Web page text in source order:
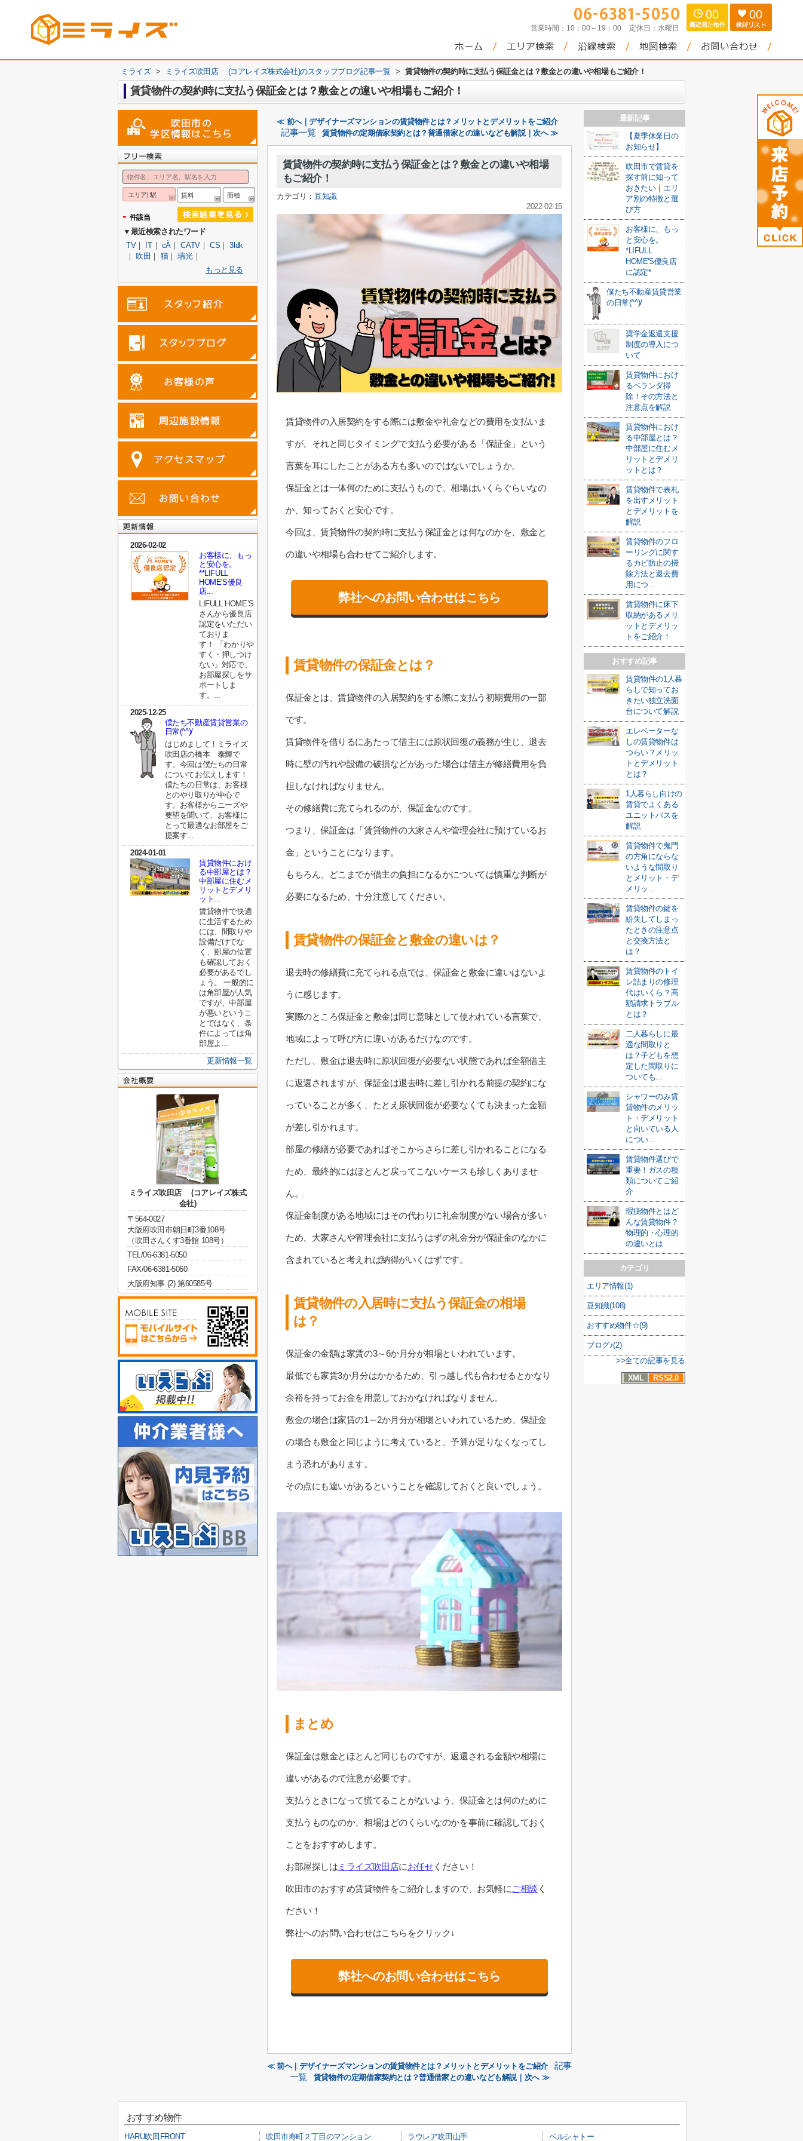
営業時間： 10：00～19：00 定休日： 水曜日
00 00
ミライズ > ミライズ吹田店 (コアレイズ株式会社)のスタッフブログ記事一覧 > 賃貸物件の契約時に支払う保証金とは？敷金との違いや相場もご紹介！
賃貸物件の契約時に支払う保証金とは？敷金との違いや相場もご紹介！
≪ 前へ｜デザイナーズマンションの賃貸物件とは？メリットとデメリットをご紹介
記事一覧 賃貸物件の定期借家契約とは？普通借家との違いなども解説｜次へ ≫
賃貸物件の契約時に支払う保証金とは？敷金との違いや相場
もご紹介！
カテゴリ：豆知識
2022-02-15
賃貸物件の入居契約をする際には敷金や礼金などの費用を支払いま
すが、それと同じタイミングで支払う必要がある「保証金」という
言葉を耳にしたことがある方も多いのではないでしょうか。
保証金とは一体何のために支払うもので、相場はいくらぐらいなの
か、知っておくと安心です。
今回は、賃貸物件の契約時に支払う保証金とは何なのかを、敷金と
の違いや相場も合わせてご紹介します。
弊社へのお問い合わせはこちら
賃貸物件の保証金とは？
保証金とは、賃貸物件の入居契約をする際に支払う初期費用の一部
です。
賃貸物件を借りるにあたって借主には原状回復の義務が生じ、退去
時に壁の汚れや設備の破損などがあった場合は借主が修繕費用を負
担しなければなりません。
その修繕費に充てられるのが、保証金なのです。
つまり、保証金は「賃貸物件の大家さんや管理会社に預けているお
金」ということになります。
もちろん、どこまでが借主の負担になるかについては慎重な判断が
必要になるため、十分注意してください。
賃貸物件の保証金と敷金の違いは？
退去時の修繕費に充てられる点では、保証金と敷金に違いはないよ
うに感じます。
実際のところ保証金と敷金は同じ意味として使われている言葉で、
地域によって呼び方に違いがあるだけなのです。
ただし、敷金は退去時に原状回復が必要ない状態であれば全額借主
に返還されますが、保証金は退去時に差し引かれる前提の契約にな
っていることが多く、たとえ原状回復が必要なくても決まった金額
が差し引かれます。
部屋の修繕が必要であればそこからさらに差し引かれることになる
ため、最終的にはほとんど戻ってこないケースも珍しくありませ
ん。
保証金制度がある地域にはその代わりに礼金制度がない場合が多い
ため、大家さんや管理会社に支払うはずの礼金分が保証金のなかに
含まれていると考えれば納得がいくはずです。
賃貸物件の入居時に支払う保証金の相場
は？
保証金の金額は家賃の3～6か月分が相場といわれています。
最低でも家賃3か月分はかかるため、引っ越し代も合わせるとかなり
余裕を持ってお金を用意しておかなければなりません。
敷金の場合は家賃の1～2か月分が相場といわれているため、保証金
の場合も敷金と同じように考えていると、予算が足りなくなってし
まう恐れがあります。
その点にも違いがあるということを確認しておくと良いでしょう。
まとめ
保証金は敷金とほとんど同じものですが、返還される金額や相場に
違いがあるので注意が必要です。
支払うときになって慌てることがないよう、保証金とは何のために
支払うものなのか、相場はどのくらいなのかを事前に確認しておく
ことをおすすめします。
お部屋探しはミライズ吹田店にお任せください！
吹田市のおすすめ賃貸物件をご紹介しますので、お気軽にご相談 く
ださい！
弊社へのお問い合わせはこちらをクリック↓
弊社へのお問い合わせはこちら
≪ 前へ｜デザイナーズマンションの賃貸物件とは？メリットとデメリットをご紹介
記事
一覧
賃貸物件の定期借家契約とは？普通借家との違いなども解説｜次へ ≫
最新記事
【夏季休業日の
お知らせ】
吹田市で賃貸を
探す前に知って
おきたい｜エリ
ア別の特徴と選
び方
お客様に、もっ
と安心を。
*LIFULL
HOME'S優良店
に認定*
僕たち不動産賃貸営業
の日常(^^)/
奨学金返還支援
制度の導入につ
いて
賃貸物件におけ
るベランダ掃
除！その方法と
注意点を解説
賃貸物件におけ
る中部屋とは？
中部屋に住むメ
リットとデメリ
ットとは？
賃貸物件で表札
を出すメリット
とデメリットを
解説
賃貸物件のフロ
ーリングに関す
るカビ防止の掃
除方法と退去費
用につ...
賃貸物件に床下
収納があるメリ
ットとデメリッ
トをご紹介！
おすすめ記事
賃貸物件の1人暮
らしで知ってお
きたい独立洗面
台について解説
エレベーターな
しの賃貸物件は
つらい？メリッ
トとデメリット
とは？
1人暮らし向けの
賃貸でよくある
ユニットバスを
解説
賃貸物件で鬼門
の方角にならな
いような間取り
とメリット・デ
メリッ...
賃貸物件の鍵を
紛失してしまっ
たときの注意点
と交換方法と
は？
賃貸物件のトイ
レ詰まりの修理
代はいくら？高
額請求トラブル
とは？
二人暮らしに最
適な間取りと
は？子どもを想
定した間取りに
ついても...
シャワーのみ賃
貸物件のメリッ
ト・デメリット
と向いている人
につい...
賃貸物件選びで
重要！ガスの種
類についてご紹
介
瑕疵物件とはど
んな賃貸物件？
物理的・心理的
の違いとは
カテゴリ
エリア情報(1)
豆知識(108)
おすすめ物件☆(9)
ブログ♪(2)
>>全ての記事を見る
XML
RSS2.0
エリア| 駅 賃料 面積
- 件該当
▼最近検索されたワード
TV｜ IT｜ cÀ ｜CATV｜ CS ｜3ldk
｜ 吹田 ｜ 猫｜瑞光｜
もっと見る
2026-02-02
お客様に、もっ
と安心を。
**LIFULL
HOME'S優良
店...
LIFULL HOME’S
さんから優良店
認定をいただい
ておりま
す！ 「わかりや
すく・押しつけ
ない」対応で、
お部屋探しをサ
ポートしま
す。...
2025-12-25
僕たち不動産賃貸営業の
日常(^^)/
はじめまして！ミライズ
吹田店の橋本 泰輝で
す。今回は僕たちの日常
についてお伝えします！
僕たちの日常は、お客様
とのやり取りが中心で
す。お客様からニーズや
要望を聞いて、お客様に
とって最適なお部屋をご
提案す...
2024-01-01
賃貸物件におけ
る中部屋とは？
中部屋に住むメ
リットとデメリ
ット...
賃貸物件で快適
に生活するため
には、間取りや
設備だけでな
く、部屋の位置
も確認しておく
必要があるでし
ょう。 一般的に
は角部屋が人気
ですが、中部屋
が悪いというこ
とではなく、条
件によっては角
部屋よ...
更新情報一覧
ミライズ吹田店 (コアレイズ株式
会社)
〒564-0027
大阪府吹田市朝日町3番108号
（吹田さんくす3番館 108号）
TEL/06-6381-5050
FAX/06-6381-5060
大阪府知事 (2) 第60585号
おすすめ物件
HARU吹田FRONT 吹田市寿町２丁目のマンション ラウレア吹田山手 ベルシャトー